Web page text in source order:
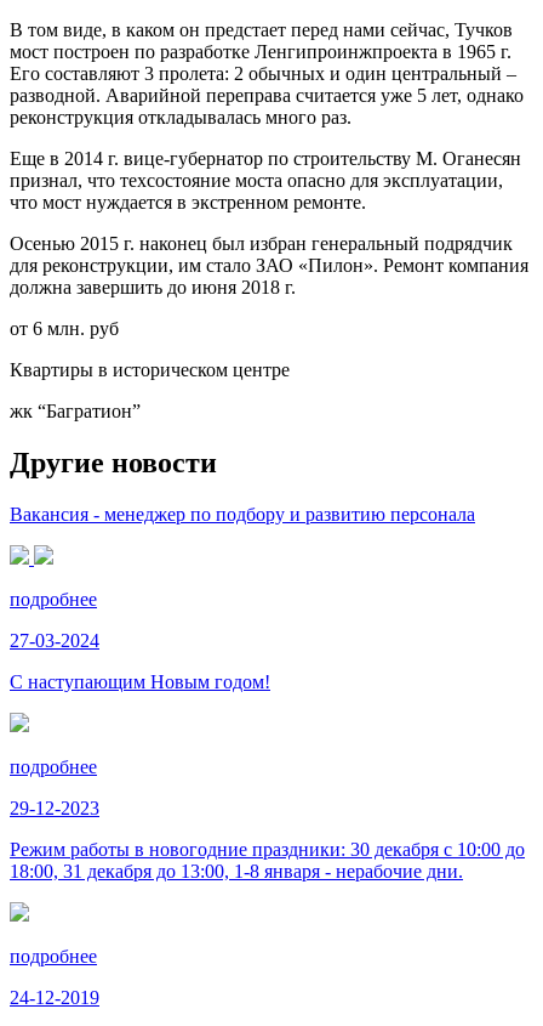
В том виде, в каком он предстает перед нами сейчас, Тучков
мост построен по разработке Ленгипроинжпроекта в 1965 г.
Его составляют 3 пролета: 2 обычных и один центральный –
разводной. Аварийной переправа считается уже 5 лет, однако
реконструкция откладывалась много раз.
Еще в 2014 г. вице-губернатор по строительству М. Оганесян
признал, что техсостояние моста опасно для эксплуатации,
что мост нуждается в экстренном ремонте.
Осенью 2015 г. наконец был избран генеральный подрядчик
для реконструкции, им стало ЗАО «Пилон». Ремонт компания
должна завершить до июня 2018 г.
от 6 млн. руб
Квартиры в историческом центре
жк “Багратион”
Другие новости
Вакансия - менеджер по подбору и развитию персонала
подробнее
27-03-2024
С наступающим Новым годом!
подробнее
29-12-2023
Режим работы в новогодние праздники: 30 декабря с 10:00 до
18:00, 31 декабря до 13:00, 1-8 января - нерабочие дни.
подробнее
24-12-2019